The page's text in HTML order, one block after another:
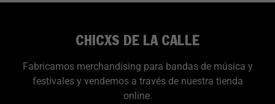
CHICXS DE LA CALLE
Fabricamos merchandising para bandas de música y
festivales y vendemos a través de nuestra tienda
online.